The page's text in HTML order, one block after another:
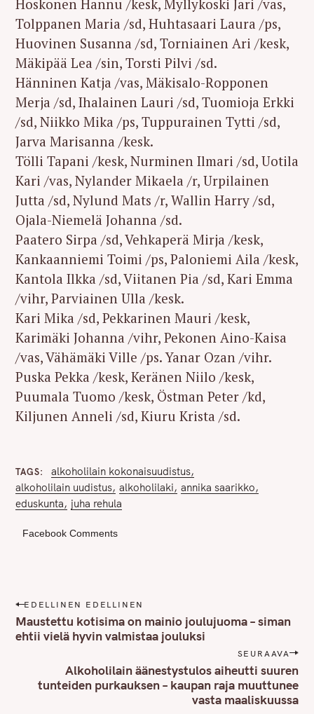
Hoskonen Hannu /kesk, Myllykoski Jari /vas,
Tolppanen Maria /sd, Huhtasaari Laura /ps,
Huovinen Susanna /sd, Torniainen Ari /kesk,
Mäkipää Lea /sin, Torsti Pilvi /sd.
Hänninen Katja /vas, Mäkisalo-Ropponen
Merja /sd, Ihalainen Lauri /sd, Tuomioja Erkki
/sd, Niikko Mika /ps, Tuppurainen Tytti /sd,
Jarva Marisanna /kesk.
Tölli Tapani /kesk, Nurminen Ilmari /sd, Uotila
Kari /vas, Nylander Mikaela /r, Urpilainen
Jutta /sd, Nylund Mats /r, Wallin Harry /sd,
Ojala-Niemelä Johanna /sd.
Paatero Sirpa /sd, Vehkaperä Mirja /kesk,
Kankaanniemi Toimi /ps, Paloniemi Aila /kesk,
Kantola Ilkka /sd, Viitanen Pia /sd, Kari Emma
/vihr, Parviainen Ulla /kesk.
Kari Mika /sd, Pekkarinen Mauri /kesk,
Karimäki Johanna /vihr, Pekonen Aino-Kaisa
/vas, Vähämäki Ville /ps. Yanar Ozan /vihr.
Puska Pekka /kesk, Keränen Niilo /kesk,
Puumala Tuomo /kesk, Östman Peter /kd,
Kiljunen Anneli /sd, Kiuru Krista /sd.
TAGS
alkoholilain kokonaisuudistus
alkoholilain uudistus alkoholilaki annika saarikko
eduskunta
juha rehula
Facebook Comments
P
o
s
EDELLINEN EDELLINEN
Maustettu kotisima on mainio joulujuoma – siman
ehtii vielä hyvin valmistaa jouluksi
SEURAAVA
Alkoholilain äänestystulos aiheutti suuren
tunteiden purkauksen – kaupan raja muuttunee
vasta maaliskuussa